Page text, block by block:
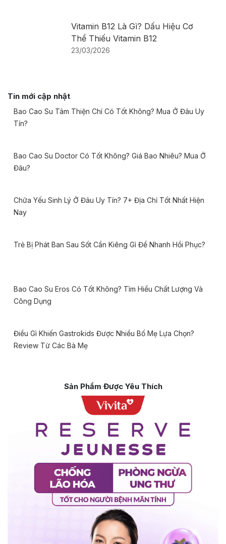
Vitamin B12 Là Gì? Dấu Hiệu Cơ
Thể Thiếu Vitamin B12
23/03/2026
Tin mới cập nhật
Bao Cao Su Tâm Thiện Chí Có Tốt Không? Mua Ở Đâu Uy
Tín?
Bao Cao Su Doctor Có Tốt Không? Giá Bao Nhiêu? Mua Ở
Đâu?
Chữa Yếu Sinh Lý Ở Đâu Uy Tín? 7+ Địa Chỉ Tốt Nhất Hiện
Nay
Trẻ Bị Phát Ban Sau Sốt Cần Kiêng Gì Để Nhanh Hồi Phục?
Bao Cao Su Eros Có Tốt Không? Tìm Hiểu Chất Lượng Và
Công Dụng
Điều Gì Khiến Gastrokids Được Nhiều Bố Mẹ Lựa Chọn?
Review Từ Các Bà Mẹ
Sản Phẩm Được Yêu Thích